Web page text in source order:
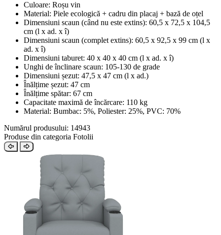
Culoare: Roșu vin
Material: Piele ecologică + cadru din placaj + bază de oțel
Dimensiuni scaun (când nu este extins): 60,5 x 72,5 x 104,5
cm (l x ad. x î)
Dimensiuni scaun (complet extins): 60,5 x 92,5 x 99 cm (l x
ad. x î)
Dimensiuni taburet: 40 x 40 x 40 cm (l x ad. x î)
Unghi de înclinare scaun: 105-130 de grade
Dimensiuni șezut: 47,5 x 47 cm (l x ad.)
Înălțime șezut: 47 cm
Înălțime spătar: 67 cm
Capacitate maximă de încărcare: 110 kg
Material: Bumbac: 5%, Poliester: 25%, PVC: 70%
Numărul produsului: 14943
Produse din categoria Fotolii